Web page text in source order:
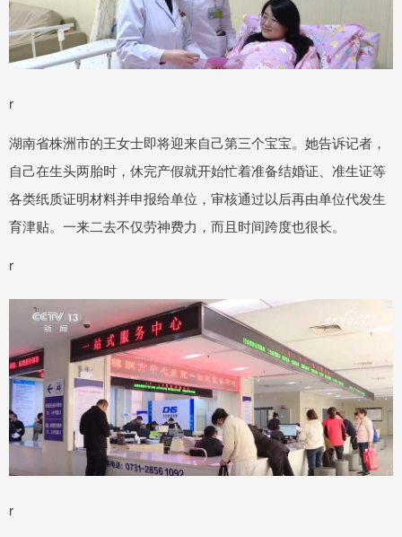
r
湖南省株洲市的王女士即将迎来自己第三个宝宝。她告诉记者，
自己在生头两胎时，休完产假就开始忙着准备结婚证、准生证等
各类纸质证明材料并申报给单位，审核通过以后再由单位代发生
育津贴。一来二去不仅劳神费力，而且时间跨度也很长。
r
r